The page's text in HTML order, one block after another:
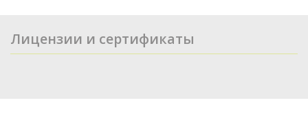
Лицензии и сертификаты